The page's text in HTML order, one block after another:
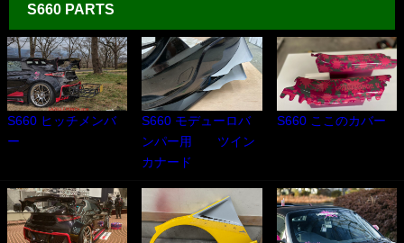
S660 PARTS
S660 ヒッチメンバ
ー
S660 モデューロバ
ンパー用 ツイン
カナード
S660 ここのカバー